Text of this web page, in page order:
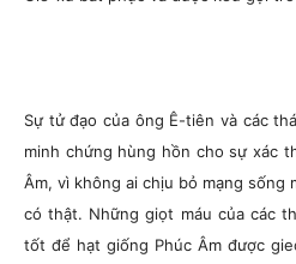
Sự tử đạo của ông Ê-tiên và các
minh chứng hùng hồn cho sự xác
Âm, vì không ai chịu bỏ mạng sống
có thật. Những giọt máu của các
tốt để hạt giống Phúc Âm được